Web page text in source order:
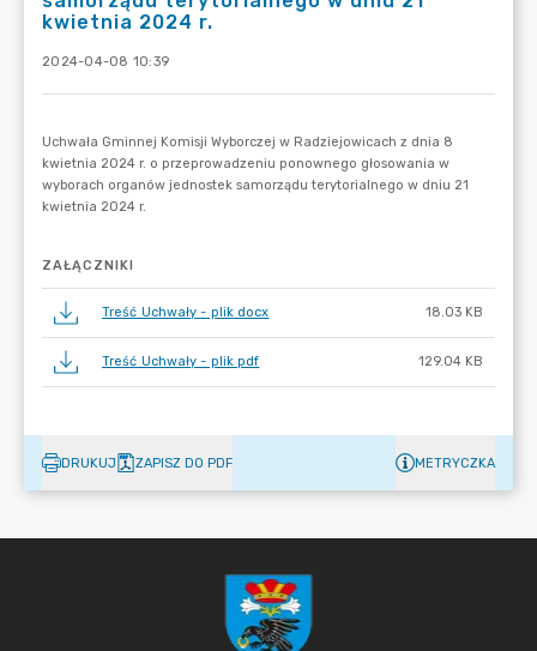
kwietnia 2024 r.
2024-04-08 10:39
ZAŁĄCZNIKI
Treść Uchwały - plik docx 18.03 KB
Treść Uchwały - plik pdf 129.04 KB
DRUKUJ ZAPISZ DO PDF METRYCZKA